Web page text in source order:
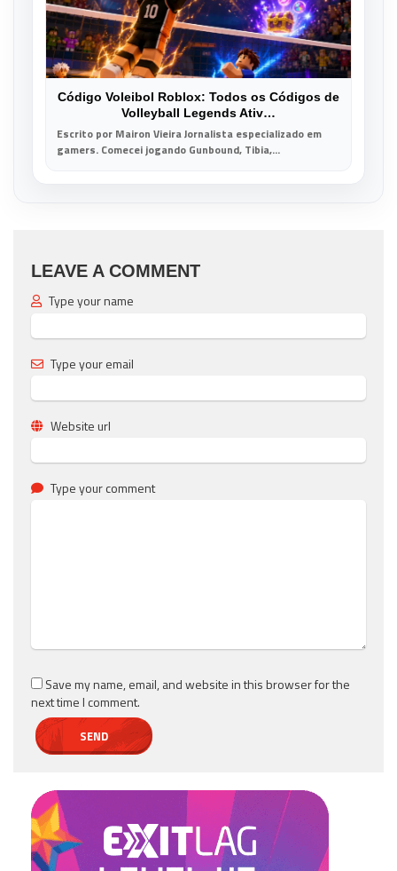
Código Voleibol Roblox: Todos os Códigos de
Volleyball Legends Ativ…
Escrito por Mairon Vieira Jornalista especializado em
gamers. Comecei jogando Gunbound, Tibia,...
LEAVE A COMMENT
Type your name
Type your email
Website url
Type your comment
Save my name, email, and website in this browser for the
next time I comment.